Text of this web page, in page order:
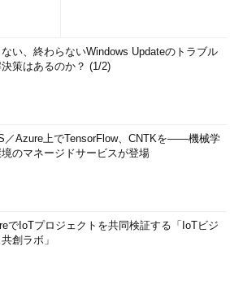
い、終わらないWindows Updateのトラブル
決策はあるのか？ (1/2)
／Azure上でTensorFlow、CNTKを――機械学
のマネージドサービスが登場
でIoTプロジェクトを共同検証する「IoTビジ
創ラボ」